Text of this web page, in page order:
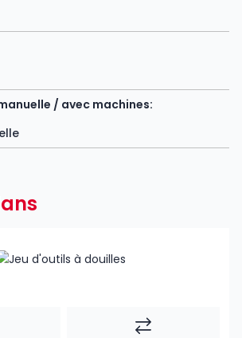
/ avec machines: